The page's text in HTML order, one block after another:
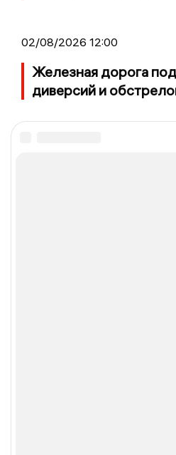
02/08/2026 12:00
Железная дорога
диверсий и